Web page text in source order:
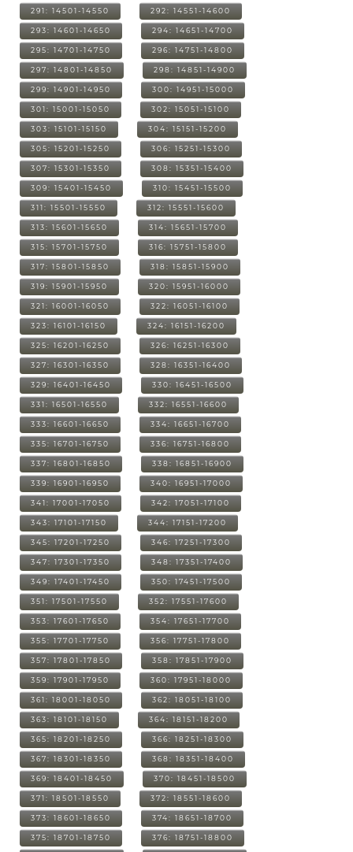
291: 14501-14550 292: 14551-14600
293: 14601-14650 294: 14651-14700
295: 14701-14750 296: 14751-14800
297: 14801-14850 298: 14851-14900
299: 14901-14950 300: 14951-15000
301: 15001-15050 302: 15051-15100
303: 15101-15150 304: 15151-15200
305: 15201-15250 306: 15251-15300
307: 15301-15350 308: 15351-15400
309: 15401-15450 310: 15451-15500
311: 15501-15550 312: 15551-15600
313: 15601-15650 314: 15651-15700
315: 15701-15750 316: 15751-15800
317: 15801-15850 318: 15851-15900
319: 15901-15950 320: 15951-16000
321: 16001-16050 322: 16051-16100
323: 16101-16150 324: 16151-16200
325: 16201-16250 326: 16251-16300
327: 16301-16350 328: 16351-16400
329: 16401-16450 330: 16451-16500
331: 16501-16550 332: 16551-16600
333: 16601-16650 334: 16651-16700
335: 16701-16750 336: 16751-16800
337: 16801-16850 338: 16851-16900
339: 16901-16950 340: 16951-17000
341: 17001-17050 342: 17051-17100
343: 17101-17150 344: 17151-17200
345: 17201-17250 346: 17251-17300
347: 17301-17350 348: 17351-17400
349: 17401-17450 350: 17451-17500
351: 17501-17550 352: 17551-17600
353: 17601-17650 354: 17651-17700
355: 17701-17750 356: 17751-17800
357: 17801-17850 358: 17851-17900
359: 17901-17950 360: 17951-18000
361: 18001-18050 362: 18051-18100
363: 18101-18150 364: 18151-18200
365: 18201-18250 366: 18251-18300
367: 18301-18350 368: 18351-18400
369: 18401-18450 370: 18451-18500
371: 18501-18550 372: 18551-18600
373: 18601-18650 374: 18651-18700
375: 18701-18750 376: 18751-18800